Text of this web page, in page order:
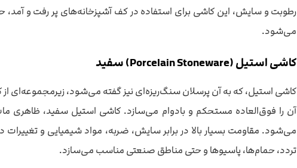
رطوبت و سایش، این کاشی برای استفاده در کف آشپزخانه‌های پر رفت و
می‌شود.
کاشی استیل (Porcelain Stoneware) سفید
کاشی استیل، که به آن پرسلان سنگ‌ریزه‌ای نیز گفته می‌شود، زیرمجموعه‌ای
آن را فوق‌العاده مستحکم و بادوام می‌سازد. کاشی استیل سفید، ظاهری
می‌شود. مقاومت بسیار بالا در برابر سایش، ضربه، مواد شیمیایی و
تردد، حمام‌ها، پاسیوها و حتی مناطق صنعتی مناسب می‌سازد.